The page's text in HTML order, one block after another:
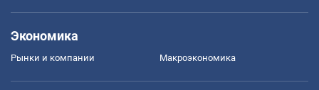
Экономика
Рынки и компании Mакроэкономика